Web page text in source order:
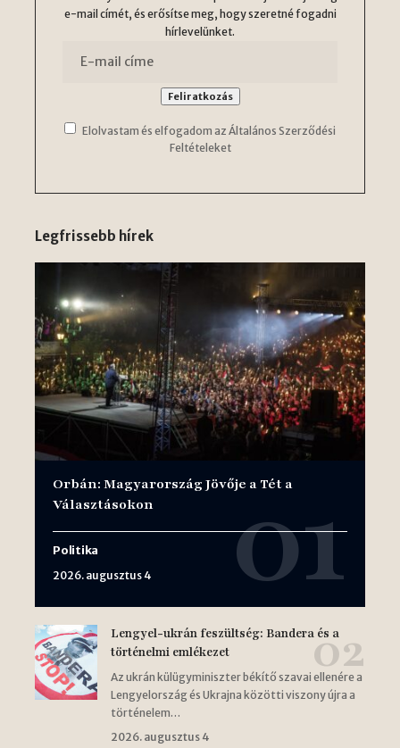
e-mail címét, és erősítse meg, hogy szeretné fogadni
hírlevelünket.
Elolvastam és elfogadom az Általános Szerződési
Feltételeket
Legfrissebb hírek
Orbán: Magyarország Jövője a Tét a
Választásokon
Politika
2026. augusztus 4
Lengyel-ukrán feszültség: Bandera és a
történelmi emlékezet
Az ukrán külügyminiszter békítő szavai ellenére a
Lengyelország és Ukrajna közötti viszony újra a
történelem…
2026. augusztus 4